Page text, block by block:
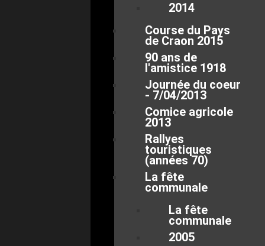
2014
Course du Pays
de Craon 2015
90 ans de
l'amistice 1918
Journée du coeur
- 7/04/2013
Comice agricole
2013
Rallyes
touristiques
(années 70)
La fête
communale
La fête
communale
2005